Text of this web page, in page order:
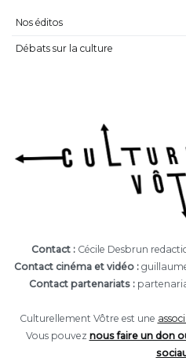
Nos éditos
Débats sur la culture
Contact :Cécile Desbrun
Contact cinéma et vidéo :
Contact partenariats :
Culturellement Vôtre est une
Vous pouvez nous faire un don